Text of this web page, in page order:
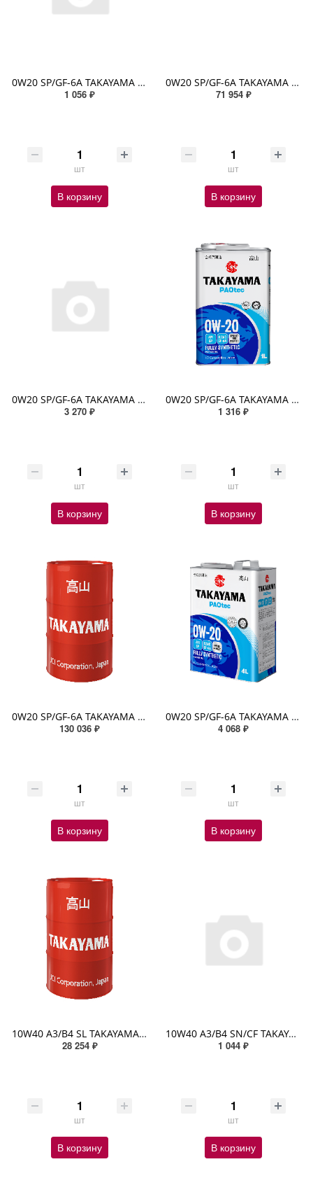
0W20 SP/GF-6A TAKAYAMA ADAPTEC 1л (металл) синтетическое
1 056 ₽
шт
В корзину
0W20 SP/GF-6A TAKAYAMA ADAPTEC 200л (металл) синтетическое
71 954 ₽
шт
В корзину
0W20 SP/GF-6A TAKAYAMA ADAPTEC 4л (металл) синтетическое
3 270 ₽
шт
В корзину
0W20 SP/GF-6A TAKAYAMA PAOTEC 1л (металл) синтетическое
1 316 ₽
шт
В корзину
0W20 SP/GF-6A TAKAYAMA PAOTEC 200л (металл) синтетическое
130 036 ₽
шт
В корзину
0W20 SP/GF-6A TAKAYAMA PAOTEC 4л (металл) синтетическое
4 068 ₽
шт
В корзину
10W40 A3/B4 SL TAKAYAMA SAFETEC 60л (металл) п/синтетическое
28 254 ₽
шт
В корзину
10W40 A3/B4 SN/CF TAKAYAMA SAFETEC 1л (металл) п/синтетическое
1 044 ₽
шт
В корзину